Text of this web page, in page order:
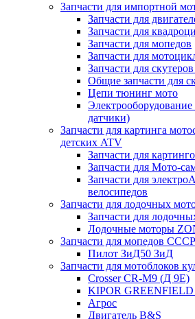
Запчасти для импортной
Запчасти для
Запчасти для
Запчасти для мопедов
Запчасти для
Запчасти для
Общие запчасти для
Цепи тюнинг мото
датчики)
Запчасти для картинга
детских ATV
Запчасти для
Запчасти для Мото-
Запчасти для
велосипедов
Запчасти для лодочных
Запчасти для
Лодочные моторы
Запчасти для мопедов СССР
Пилот ЗиД50 ЗиД
Запчасти для мотоблоков
Crosser CR-M9 (Д 9Е)
KIPOR
Агрос
Двигатель B&S